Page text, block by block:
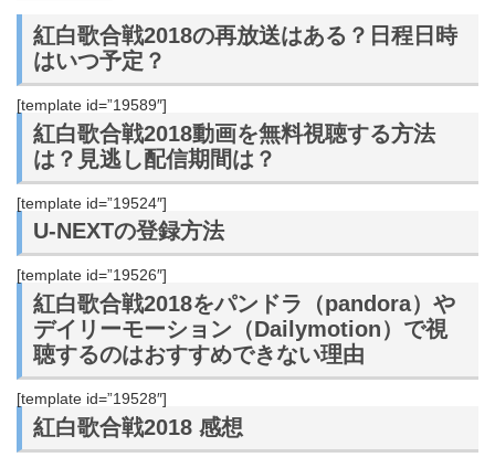
紅白歌合戦2018の再放送はある？日程日時
はいつ予定？
[template id=”19589″]
紅白歌合戦2018動画を無料視聴する方法
は？見逃し配信期間は？
[template id=”19524″]
U-NEXTの登録方法
[template id=”19526″]
紅白歌合戦2018をパンドラ（pandora）や
デイリーモーション（Dailymotion）で視
聴するのはおすすめできない理由
[template id=”19528″]
紅白歌合戦2018 感想